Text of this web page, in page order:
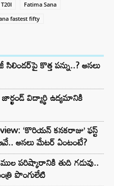
Fatima Sana
fastest fifty
కొత్త పన్ను..? అసలు
విద్యార్థి ఉద్యమానికి
‘కొరియన్ కనకరాజు’ ఫస్ట్
అసలు మేటర్ ఏంటంటే?
పరిష్కారానికి తుది గడువు..
పొంగులేటి